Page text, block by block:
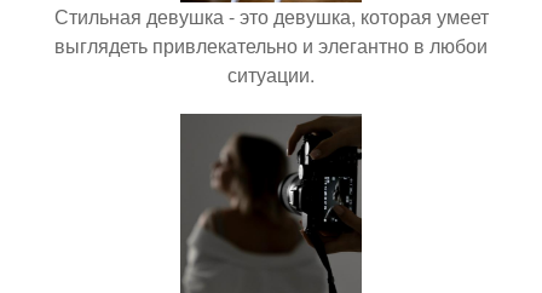
Стильная девушка - это девушка, которая умеет
выглядеть привлекательно и элегантно в любои
ситуации.